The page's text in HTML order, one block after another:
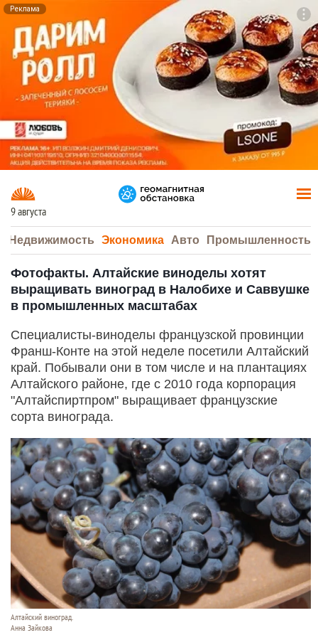
Реклама
9 августа
Недвижимость Экономика Авто Промышленность
Фотофакты. Алтайские виноделы хотят
выращивать виноград в Налобихе и Саввушке
в промышленных масштабах
Специалисты-виноделы французской провинции
Франш-Конте на этой неделе посетили Алтайский
край. Побывали они в том числе и на плантациях
Алтайского районе, где с 2010 года корпорация
"Алтайспиртпром" выращивает французские
сорта винограда.
Алтайский виноград.
Анна Зайкова